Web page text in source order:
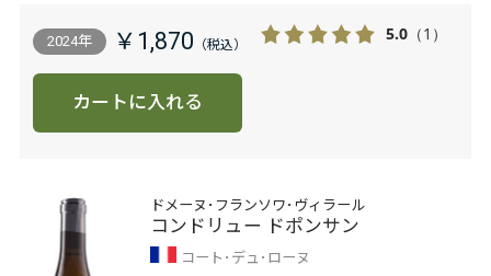
2024年 ￥1,870 5.0 （1）
カートに入れる
ドメーヌ･フランソワ･ヴィラール
コンドリュー ドポンサン
コート･デュ･ローヌ